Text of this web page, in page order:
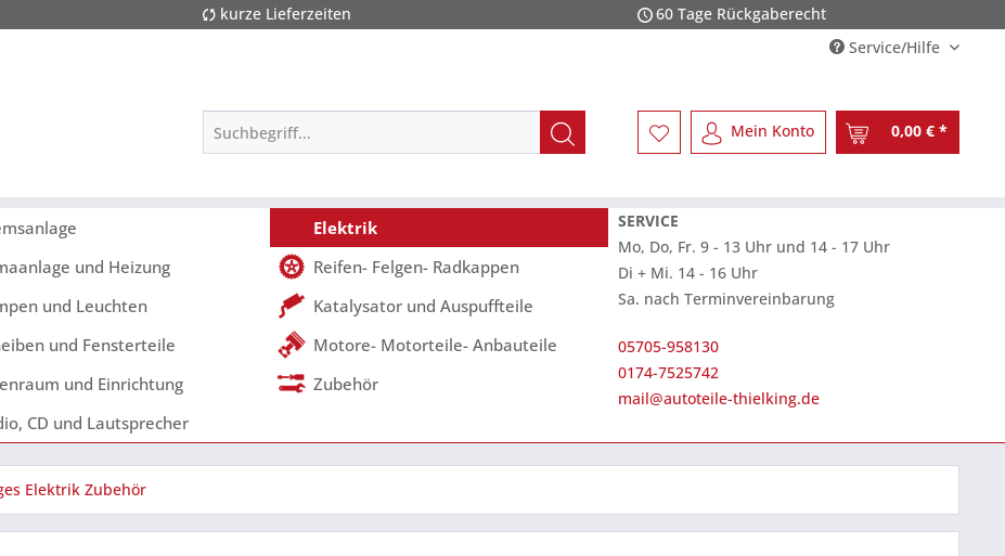
kurze Lieferzeiten
60 Tage Rückgaberecht
Service/Hilfe
Mein Konto 0,00 € *
Elektrik
und Heizung
Reifen- Felgen- Radkappen
und Leuchten
Katalysator und Auspuffteile
und Fensterteile
Motore- Motorteile- Anbauteile
und Einrichtung
Zubehör
CD und Lautsprecher
SERVICE
Mo, Do, Fr. 9 - 13 Uhr und 14 - 17 Uhr
Di + Mi. 14 - 16 Uhr
Sa. nach Terminvereinbarung
05705-958130
0174-7525742
mail@autoteile-thielking.de
Elektrik Zubehör